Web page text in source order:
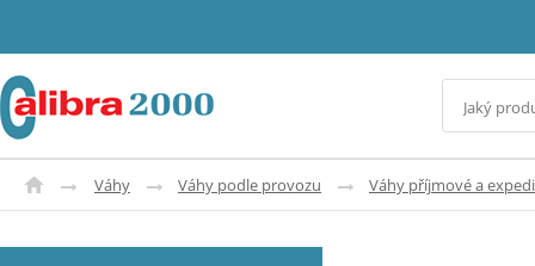
Váhy Váhy podle provozu Váhy příjmové a